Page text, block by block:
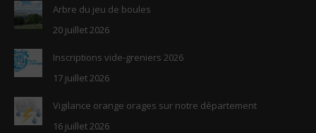
Arbre du jeu de boules
20 juillet 2026
Inscriptions vide-greniers 2026
17 juillet 2026
Vigilance orange orages sur notre département
16 juillet 2026